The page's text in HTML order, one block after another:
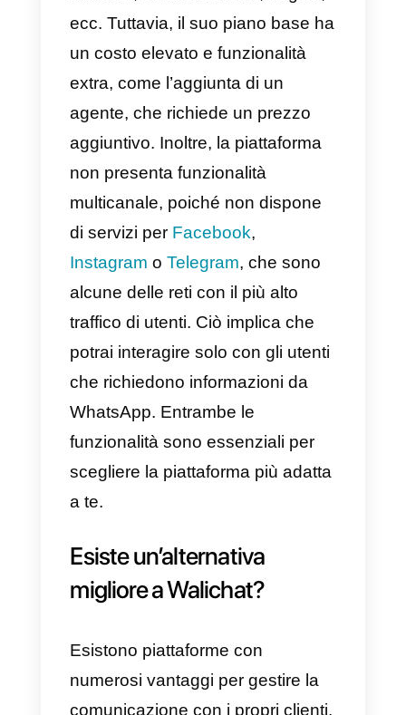
c) Webhook
d) Amministrazione di più di un
numero WhatsApp
Contro:
a) Non è unachat multicanale
cioè non permette la gestione dei
messaggi daFacebook o
Instagram, ma solo da
b) Integrazione WhatsApp non
ufficiale(si integrano con il
codice QR e non con l’API di
WhatsApp)
c) Utile per le piccole imprese